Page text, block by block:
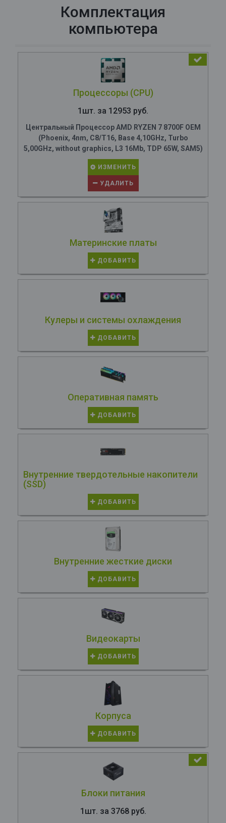
Комплектация
компьютера
Процессоры (CPU)
1шт. за 12953 руб.
Центральный Процессор AMD RYZEN 7 8700F OEM
(Phoenix, 4nm, C8/T16, Base 4,10GHz, Turbo
5,00GHz, without graphics, L3 16Mb, TDP 65W, SAM5)
ИЗМЕНИТЬ
УДАЛИТЬ
Материнские платы
ДОБАВИТЬ
Кулеры и системы охлаждения
ДОБАВИТЬ
Оперативная память
ДОБАВИТЬ
Внутренние твердотельные накопители
(SSD)
ДОБАВИТЬ
Внутренние жесткие диски
ДОБАВИТЬ
Видеокарты
ДОБАВИТЬ
Корпуса
ДОБАВИТЬ
Блоки питания
1шт. за 3768 руб.